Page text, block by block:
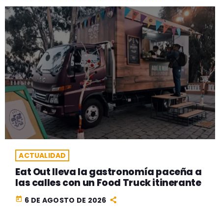
ACTUALIDAD
Eat Out lleva la gastronomía paceña a
las calles con un Food Truck itinerante
today 6 DE AGOSTO DE 2026